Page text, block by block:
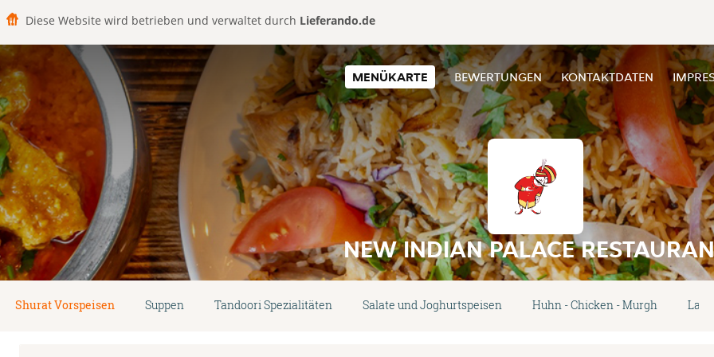
Diese Website wird betrieben und verwaltet durch Lieferando.de
MENÜKARTE BEWERTUNGEN KONTAKTDATEN
NEW INDIAN PALACE
Shurat Vorspeisen Suppen Tandoori Spezialitäten Salate und Joghurtspeisen Huhn - Chicken - Murgh